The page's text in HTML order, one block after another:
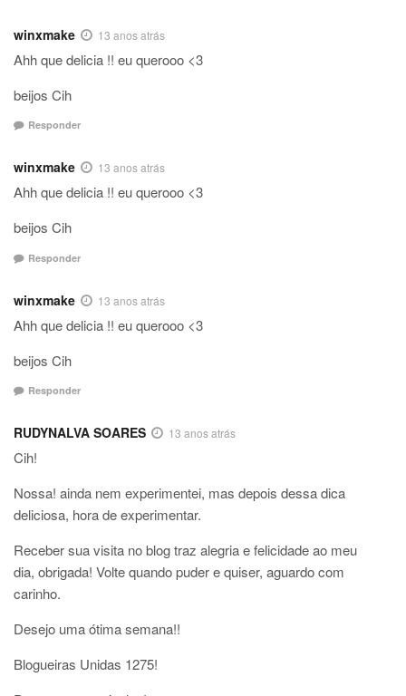
winxmake 13 anos atrás
Ahh que delicia !! eu querooo <3
beijos Cih
Responder
winxmake 13 anos atrás
Ahh que delicia !! eu querooo <3
beijos Cih
Responder
winxmake 13 anos atrás
Ahh que delicia !! eu querooo <3
beijos Cih
Responder
RUDYNALVA SOARES 13 anos atrás
Cih!
Nossa! ainda nem experimentei, mas depois dessa dica
deliciosa, hora de experimentar.
Receber sua visita no blog traz alegria e felicidade ao meu
dia, obrigada! Volte quando puder e quiser, aguardo com
carinho.
Desejo uma ótima semana!!
Blogueiras Unidas 1275!